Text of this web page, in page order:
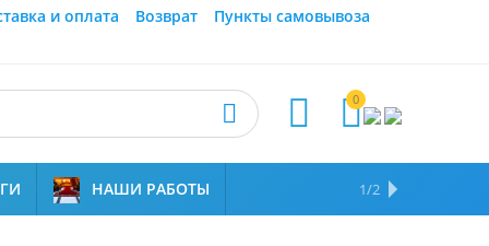
и оплата Возврат
Пункты самовывоза
0



НАШИ РАБОТЫ НАМ ДОВЕРЯЮТ
1/2